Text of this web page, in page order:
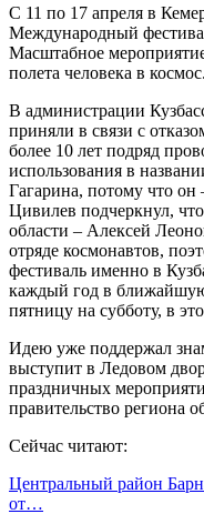
С 11 по 17 апреля в
Международный
Масштабное
полета человека в космос.
В администрации
приняли в связи с
более 10 лет подряд
использования в
Гагарина, потому что он
Цивилев подчеркнул,
области – Алексей
отряде космонавтов,
фестиваль именно в
каждый год в ближайшую
пятницу на субботу, в
Идею уже поддержал
выступит в Ледовом
праздничных
правительство региона
Сейчас читают:
Центральный район
от…